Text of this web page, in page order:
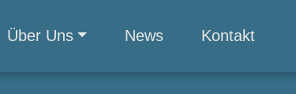
Über Uns News Kontakt